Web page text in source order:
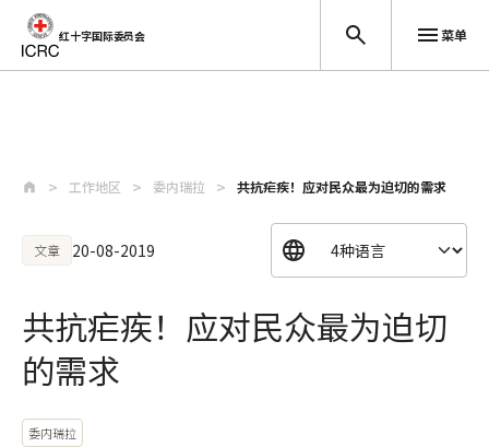
红十字国际委员会 菜单
工作地区 委内瑞拉 共抗疟疾！应对民众最为迫切的需求
文章 20-08-2019
共抗疟疾！应对民众最为迫切
的需求
委内瑞拉